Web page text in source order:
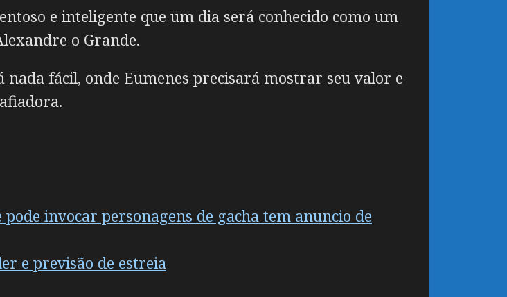
e inteligente que um dia será conhecido como um
o Grande.
fácil, onde Eumenes precisará mostrar seu valor e
invocar personagens de gacha tem anuncio de
e previsão de estreia